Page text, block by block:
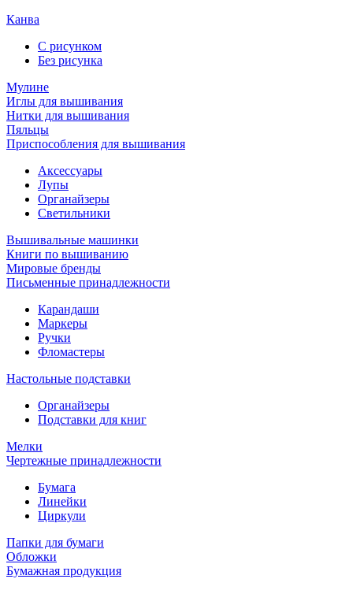
Канва
С рисунком
Без рисунка
Мулине
Иглы для вышивания
Нитки для вышивания
Пяльцы
Приспособления для вышивания
Аксессуары
Лупы
Органайзеры
Светильники
Вышивальные машинки
Книги по вышиванию
Мировые бренды
Письменные принадлежности
Карандаши
Маркеры
Ручки
Фломастеры
Настольные подставки
Органайзеры
Подставки для книг
Мелки
Чертежные принадлежности
Бумага
Линейки
Циркули
Папки для бумаги
Обложки
Бумажная продукция